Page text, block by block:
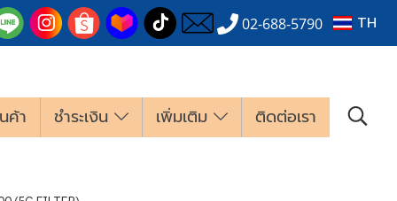
02-688-5790 TH
ค้า ชำระเงิน เพิ่มเติม ติดต่อเรา